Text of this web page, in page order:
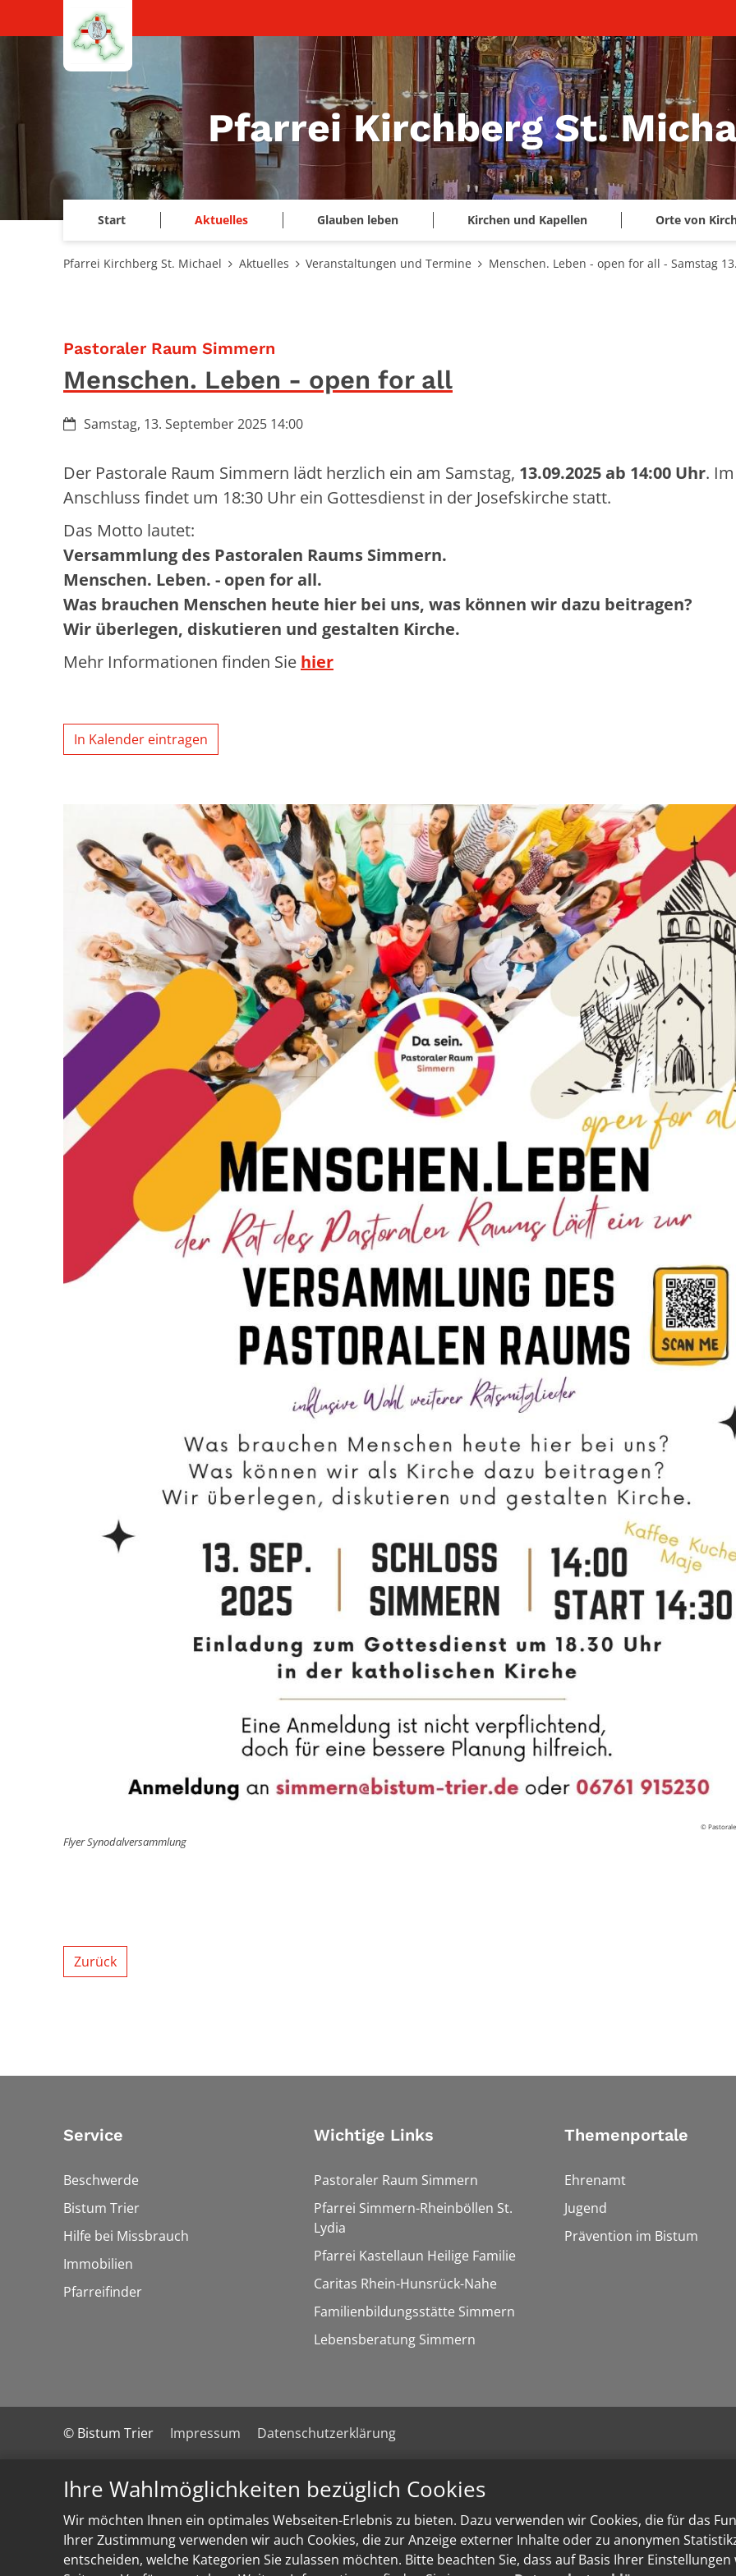
Ihre Wahlmöglichkeiten bezüglich Cookies
Wir möchten Ihnen ein optimales Webseiten-Erlebnis zu bieten. Dazu verwenden wir Cookies, die für das
Ihrer Zustimmung verwenden wir auch Cookies, die zur Anzeige externer Inhalte oder zu anonymen
entscheiden, welche Kategorien Sie zulassen möchten. Bitte beachten Sie, dass auf Basis Ihrer
Zum Inhalt springen
Pfarrei Kirchberg St.
Start Aktuelles Glauben leben Kirchen und Kapellen Orte von
Pfarrei Kirchberg St. Michael Aktuelles Veranstaltungen und Termine Menschen. Leben - open for all - Samstag
Pastoraler Raum Simmern
Menschen. Leben - open for all
Datum:
Samstag, 13. September 2025 14:00
Der Pastorale Raum Simmern lädt herzlich ein am Samstag, 13.09.2025 ab 14:00 Uhr. Im
Anschluss findet um 18:30 Uhr ein Gottesdienst in der Josefskirche statt.
Das Motto lautet:
Versammlung des Pastoralen Raums Simmern.
Menschen. Leben. - open for all.
Was brauchen Menschen heute hier bei uns, was können wir dazu beitragen?
Wir überlegen, diskutieren und gestalten Kirche.
Mehr Informationen finden Sie hier
In Kalender eintragen
©
Flyer Synodalversammlung
Zurück
Service
Beschwerde
Bistum Trier
Hilfe bei Missbrauch
Immobilien
Pfarreifinder
Wichtige Links
Pastoraler Raum Simmern
Pfarrei Simmern-Rheinböllen St.
Lydia
Pfarrei Kastellaun Heilige Familie
Caritas Rhein-Hunsrück-Nahe
Familienbildungsstätte Simmern
Lebensberatung Simmern
Themenportale
Ehrenamt
Jugend
Prävention im Bistum
© Bistum Trier Impressum Datenschutzerklärung